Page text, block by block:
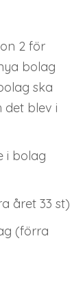
2 för
bolag
ska
det blev i
i bolag
året 33 st)
(förra